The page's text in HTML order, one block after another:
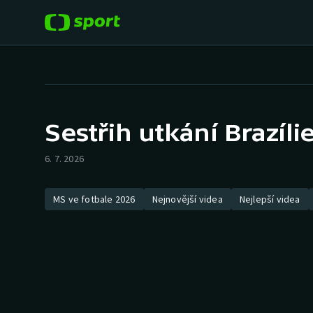
Hokej
Atletika
Baseball a softbal
Sestřih utkání
6. 7. 2026
MS ve fotbale 2026 Nejnovější videa Nejlepší videa